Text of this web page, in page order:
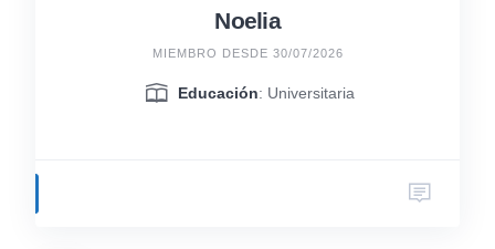
Noelia
MIEMBRO DESDE 30/07/2026
Educación: Universitaria